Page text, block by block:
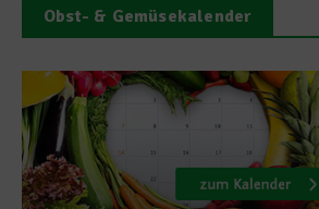
Obst- & Gemüsekalender